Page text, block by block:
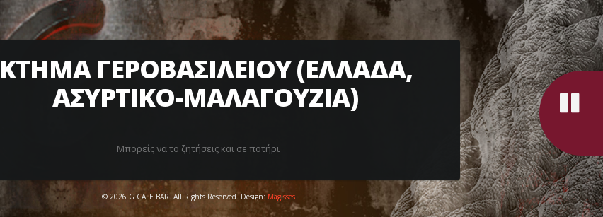
ΚΤΗΜΑ ΓΕΡΟΒΑΣΙΛΕΙΟΥ (ΕΛΛΑΔΑ,
ΑΣΥΡΤΙΚΟ-ΜΑΛΑΓΟΥΖΙΑ)
Μπορείς να το ζητήσεις και σε ποτήρι
© 2026 G CAFE BAR. All Rights Reserved. Design: Magisses